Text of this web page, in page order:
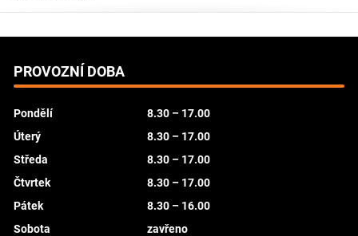
PROVOZNÍ DOBA
Pondělí
8.30 – 17.00
Úterý
8.30 – 17.00
Středa
8.30 – 17.00
Čtvrtek
8.30 – 17.00
Pátek
8.30 – 16.00
Sobota
zavřeno